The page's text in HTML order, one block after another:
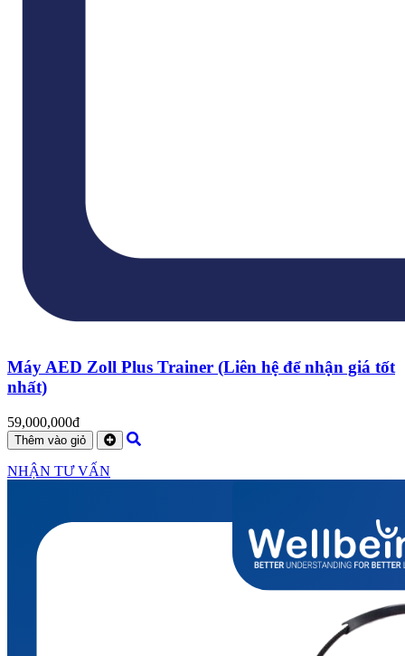
Máy AED Zoll Plus Trainer (Liên hệ để nhận giá tốt
nhất)
59,000,000đ
Thêm vào giỏ
NHẬN TƯ VẤN